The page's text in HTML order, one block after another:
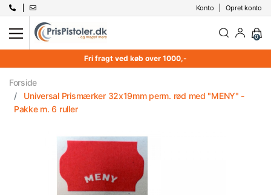
Konto Opret konto
0
Fri fragt ved køb over 1000,-
Forside
Universal Prismærker 32x19mm perm. rød med "MENY" -
Pakke m. 6 ruller